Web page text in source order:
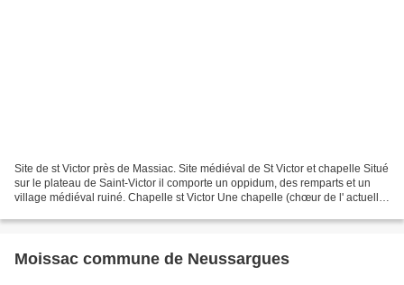
Site de st Victor près de Massiac. Site médiéval de St Victor et chapelle Situé
sur le plateau de Saint-Victor il comporte un oppidum, des remparts et un
village médiéval ruiné. Chapelle st Victor Une chapelle (chœur de l' actuelle
Moissac commune de Neussargues